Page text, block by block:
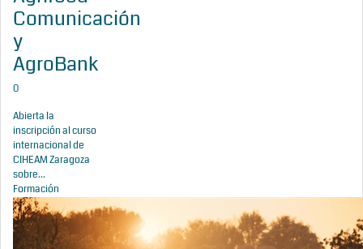
Comunicación
y
AgroBank
0
Abierta la
inscripción al curso
internacional de
CIHEAM Zaragoza
sobre...
Formación